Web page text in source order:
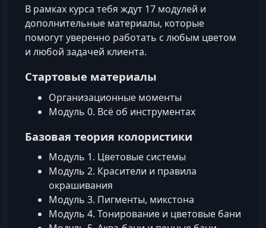
В рамках курса тебя ждут 17 модулей и
дополнительные материалы, которые
помогут уверенно работать с любым цветом
и любой задачей клиента.
Стартовые материалы
Организационные моменты
Модуль 0. Всё об инструментах
Базовая теория колористики
Модуль 1. Цветовые системы
Модуль 2. Красители и правила
окрашивания
Модуль 3. Пигменты, микстона
Модуль 4. Тонирование и цветовые бани